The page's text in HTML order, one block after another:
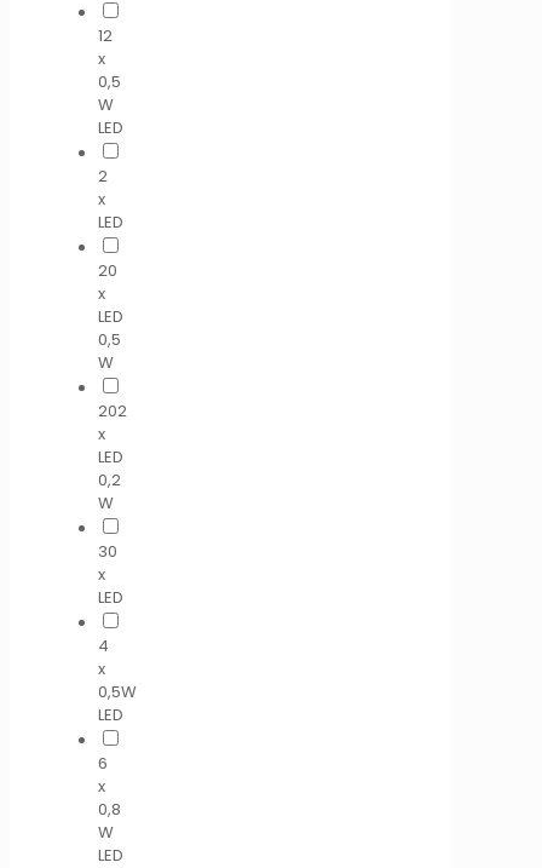
12
x
0,5
W
LED
2
x
LED
20
x
LED
0,5
W
202
x
LED
0,2
W
30
x
LED
4
x
0,5W
LED
6
x
0,8
W
LED